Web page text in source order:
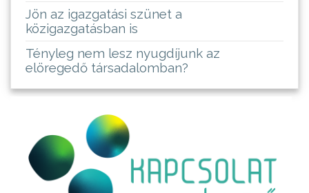
Jön az igazgatási szünet a
közigazgatásban is
Tényleg nem lesz nyugdíjunk az
elöregedő társadalomban?